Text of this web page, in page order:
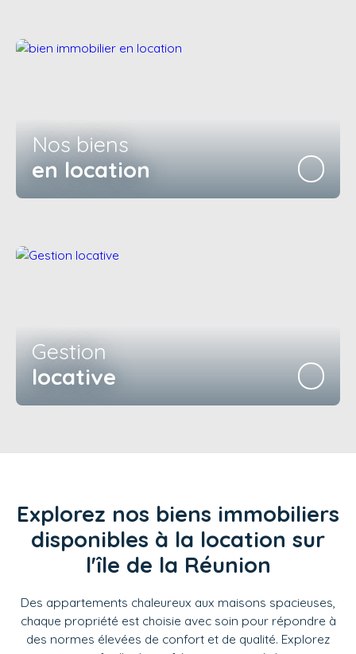
Nos biens
en location
Gestion
locative
Explorez nos biens immobiliers
disponibles à la location sur
l'île de la Réunion
Des appartements chaleureux aux maisons spacieuses,
chaque propriété est choisie avec soin pour répondre à
des normes élevées de confort et de qualité. Explorez